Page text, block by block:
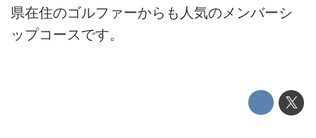
県在住のゴルファーからも人気のメンバーシ
ップコースです。